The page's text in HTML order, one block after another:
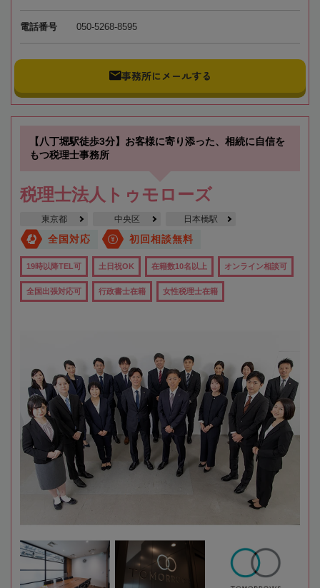
電話番号 050-5268-8595
事務所にメールする
【八丁堀駅徒歩3分】お客様に寄り添った、相続に自信を
もつ税理士事務所
税理士法人トゥモローズ
東京都 中央区 日本橋駅
全国対応 初回相談無料
19時以降TEL可 土日祝OK 在籍数10名以上 オンライン相談可
全国出張対応可 行政書士在籍 女性税理士在籍